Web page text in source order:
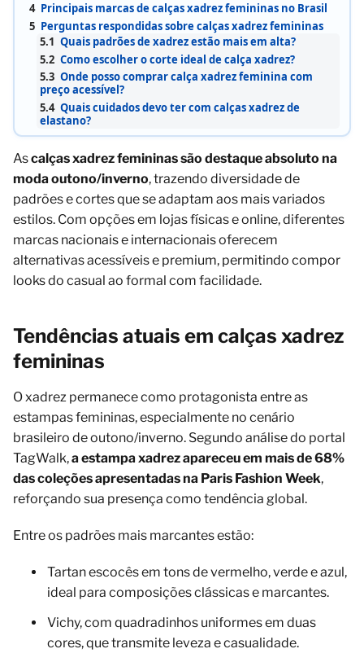
4 Principais marcas de calças xadrez femininas no Brasil
5 Perguntas respondidas sobre calças xadrez femininas
5.1 Quais padrões de xadrez estão mais em alta?
5.2 Como escolher o corte ideal de calça xadrez?
5.3 Onde posso comprar calça xadrez feminina com
preço acessível?
5.4 Quais cuidados devo ter com calças xadrez de
elastano?
Ascalças xadrez femininas são destaque absoluto na
moda outono/inverno, trazendo diversidade de
padrões e cortes que se adaptam aos mais variados
estilos. Com opções em lojas físicas e online, diferentes
marcas nacionais e internacionais oferecem
alternativas acessíveis e premium, permitindo compor
looks do casual ao formal com facilidade.
Tendências atuais em calças xadrez
femininas
O xadrez permanece como protagonista entre as
estampas femininas, especialmente no cenário
brasileiro de outono/inverno. Segundo análise do portal
TagWalk,a estampa xadrez apareceu em mais de 68%
das coleções apresentadas na Paris Fashion Week,
reforçando sua presença como tendência global.
Entre os padrões mais marcantes estão:
Tartan escocês em tons de vermelho, verde e azul,
ideal para composições clássicas e marcantes.
Vichy, com quadradinhos uniformes em duas
cores, que transmite leveza e casualidade.